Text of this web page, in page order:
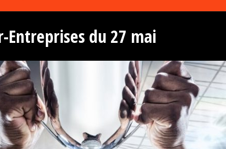
Entreprises du 27 mai